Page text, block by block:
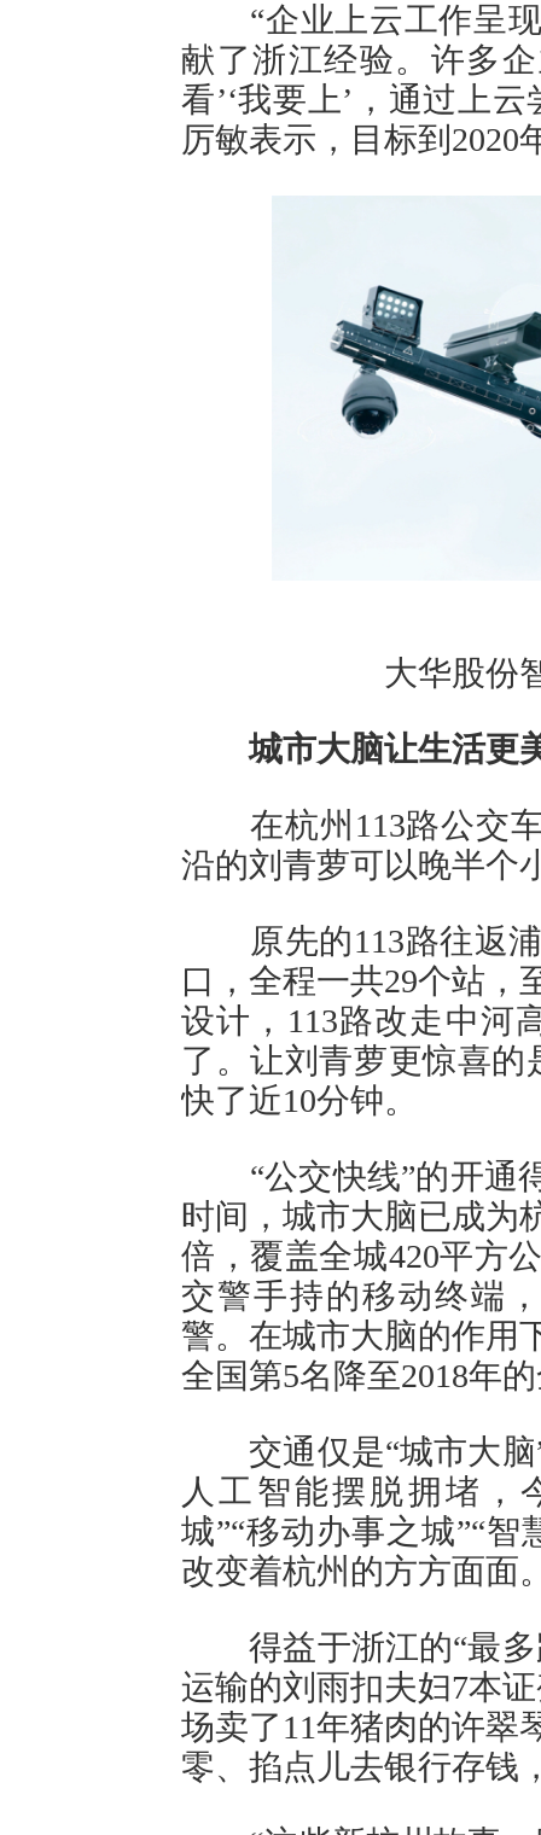
“企业上云工作呈现
献了浙江经验。许多企
看’‘我要上’，通过上
厉敏表示，目标到2020
大华股份
城市大脑让生活更
在杭州113路公交车
沿的刘青萝可以晚半个
原先的113路往返浦
口，全程一共29个站，
设计，113路改走中河
了。让刘青萝更惊喜的
快了近10分钟。
“公交快线”的开通得
时间，城市大脑已成为
倍，覆盖全城420平方
交警手持的移动终端
警。在城市大脑的作用
全国第5名降至2018年
交通仅是“城市大脑”
人工智能摆脱拥堵，
城”“移动办事之城”“
改变着杭州的方方面面
得益于浙江的“最多
运输的刘雨扣夫妇7本
场卖了11年猪肉的许翠
零、掐点儿去银行存